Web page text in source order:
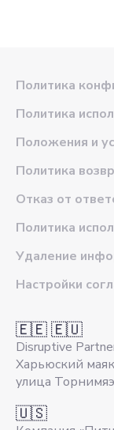
Политика
Политика
Положения и
Политика
Отказ от
Политика
Удаление
Настройки
🇪🇪 🇪🇺
Disruptive
Харьюский
улица
🇺🇸